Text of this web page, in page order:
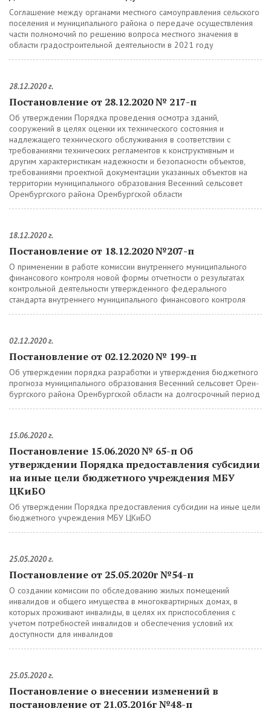
Соглашение между органами местного самоуправления сельского
поселения и муниципального района о передаче осуществления
части полномочий по решению вопроса местного значения в
области градостроительной деятельности в 2021 году
28.12.2020 г.
Постановление от 28.12.2020 № 217-п
Об утверждении Порядка проведения осмотра зданий,
сооружений в целях оценки их технического состояния и
надлежащего технического обслуживания в соответствии с
требованиями технических регламентов к конструктивным и
другим характеристикам надежности и безопасности объектов,
требованиями проектной документации указанных объектов на
территории муниципального образования Весенний сельсовет
Оренбургского района Оренбургской области
18.12.2020 г.
Постановление от 18.12.2020 №207-п
О применении в работе комиссии внутреннего муниципального
финансового контроля новой формы отчетности о результатах
контрольной деятельности утвержденного федерального
стандарта внутреннего муниципального финансового контроля
02.12.2020 г.
Постановление от 02.12.2020 № 199-п
Об утверждении порядка разработки и утверждения бюджетного
прогноза муниципального образования Весенний сельсовет Орен-
бургского района Оренбургской области на долгосрочный период
15.06.2020 г.
Постановление 15.06.2020 № 65-п Об
утверждении Порядка предоставления субсидии
на иные цели бюджетного учреждения МБУ
ЦКиБО
Об утверждении Порядка предоставления субсидии на иные цели
бюджетного учреждения МБУ ЦКиБО
25.05.2020 г.
Постановление от 25.05.2020г №54-п
О создании комиссии по обследованию жилых помещений
инвалидов и общего имущества в многоквартирных домах, в
которых проживают инвалиды, в целях их приспособления с
учетом потребностей инвалидов и обеспечения условий их
доступности для инвалидов
25.05.2020 г.
Постановление о внесении изменений в
постановление от 21.03.2016г №48-п